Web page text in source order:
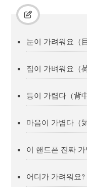
눈이 가려워요（
짐이 가벼워요（
등이 가렵다（背
마음이 가볍다（
이 핸드폰 진짜
어디가 가려워요?